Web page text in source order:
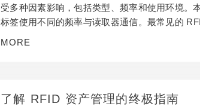
受多种因素影响，包括类型、频率和使用环境。
标签使用不同的频率与读取器通信。最常见的
MORE
了解 RFID 资产管理的终极指南